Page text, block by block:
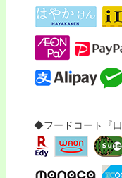
◆フードコート『口